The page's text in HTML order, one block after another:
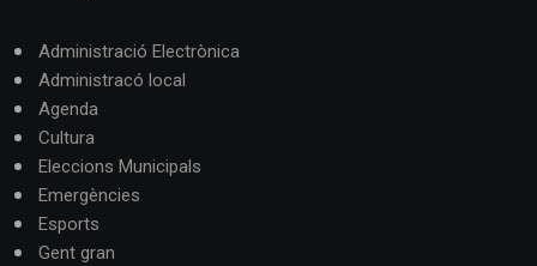
Administració Electrònica
Administracó local
Agenda
Cultura
Eleccions Municipals
Emergències
Esports
Gent gran